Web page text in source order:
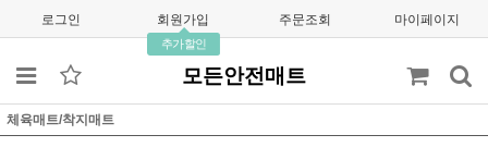
로그인 회원가입
추가할인
주문조회 마이페이지
모든안전매트
체육매트/착지매트